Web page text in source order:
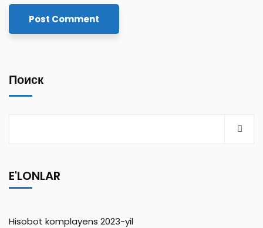
Поиск
E'LONLAR
Hisobot komplayens 2023-yil